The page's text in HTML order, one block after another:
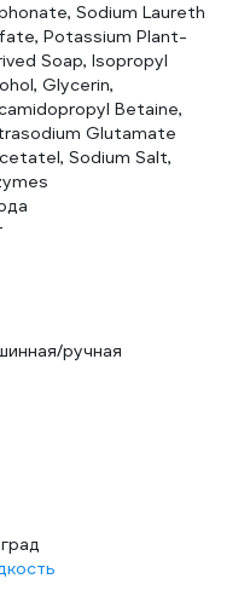
Sodium Laureth
Potassium Plant-
Soap, Isopropyl
Glycerin,
Betaine,
Glutamate
Sodium Salt,
ручная